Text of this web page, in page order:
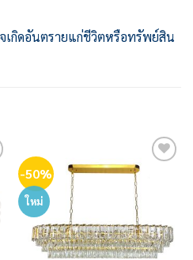
กิดอันตรายแก่ชีวิตหรือทรัพย์สิน
-50%
ใหม่